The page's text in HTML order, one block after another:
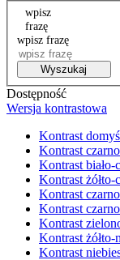
wpisz
frazę
wpisz frazę
Wyszukaj
Dostępność
Wersja kontrastowa
Kontrast
Kontrast
Kontrast biało-
Kontrast żółto-
Kontrast
Kontrast
Kontrast
Kontrast żółto-
Kontrast